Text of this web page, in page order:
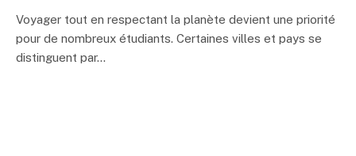
Voyager tout en respectant la planète devient une priorité
pour de nombreux étudiants. Certaines villes et pays se
distinguent par…